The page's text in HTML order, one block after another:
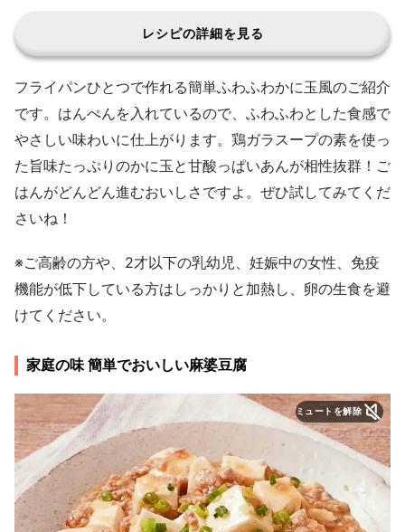
レシピの詳細を見る
フライパンひとつで作れる簡単ふわふわかに玉風のご紹介
です。はんぺんを入れているので、ふわふわとした食感で
やさしい味わいに仕上がります。鶏ガラスープの素を使っ
た旨味たっぷりのかに玉と甘酸っぱいあんが相性抜群！ご
はんがどんどん進むおいしさですよ。ぜひ試してみてくだ
さいね！
※ご高齢の方や、2才以下の乳幼児、妊娠中の女性、免疫
機能が低下している方はしっかりと加熱し、卵の生食を避
けてください。
家庭の味 簡単でおいしい麻婆豆腐
ミュートを解除